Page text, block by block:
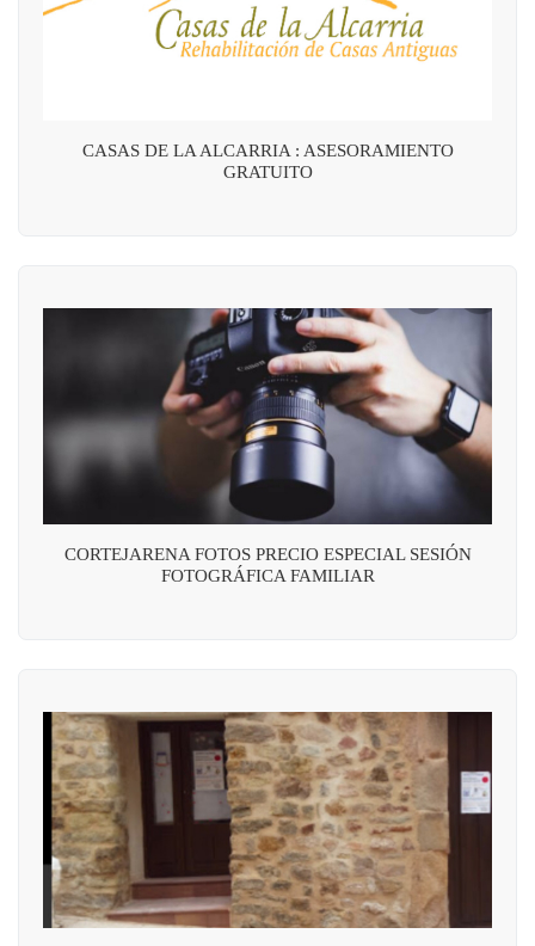
CASAS DE LA ALCARRIA : ASESORAMIENTO
GRATUITO
CORTEJARENA FOTOS PRECIO ESPECIAL SESIÓN
FOTOGRÁFICA FAMILIAR